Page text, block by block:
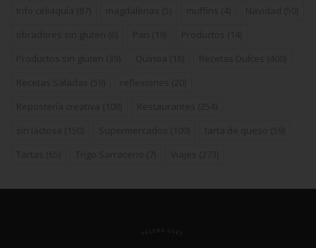
Info celiaquía (87) magdalenas (5) muffins (4) Navidad (50)
obradores sin gluten (6) Pan (19) Productos (14)
Productos sin gluten (39) Quinoa (16) Recetas Dulces (400)
Recetas Saladas (59) reflexiones (20)
Repostería creativa (108) Restaurantes (254)
sin lactosa (150) Supermercados (100) tarta de queso (59)
Tartas (65) Trigo Sarraceno (7) Viajes (273)